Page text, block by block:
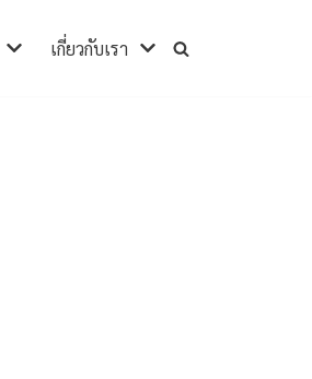
เกี่ยวกับเรา